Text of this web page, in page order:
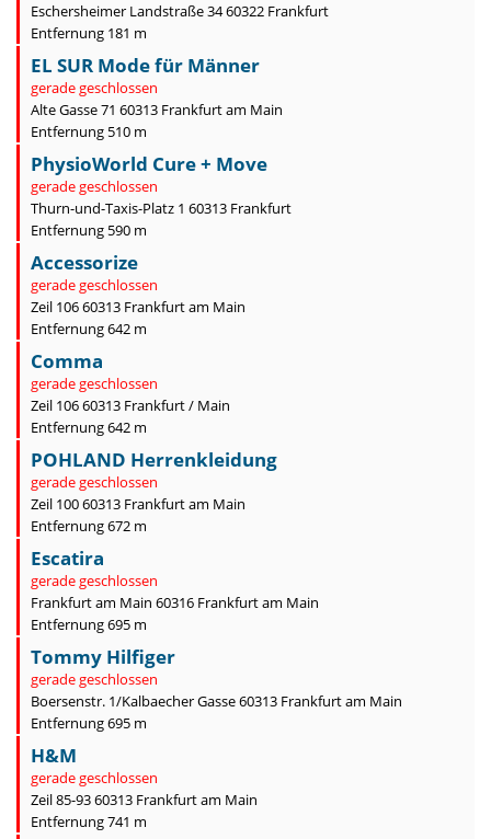
Eschersheimer Landstraße 34 60322 Frankfurt
Entfernung 181 m
EL SUR Mode für Männer
gerade geschlossen
Alte Gasse 71 60313 Frankfurt am Main
Entfernung 510 m
PhysioWorld Cure + Move
gerade geschlossen
Thurn-und-Taxis-Platz 1 60313 Frankfurt
Entfernung 590 m
Accessorize
gerade geschlossen
Zeil 106 60313 Frankfurt am Main
Entfernung 642 m
Comma
gerade geschlossen
Zeil 106 60313 Frankfurt / Main
Entfernung 642 m
POHLAND Herrenkleidung
gerade geschlossen
Zeil 100 60313 Frankfurt am Main
Entfernung 672 m
Escatira
gerade geschlossen
Frankfurt am Main 60316 Frankfurt am Main
Entfernung 695 m
Tommy Hilfiger
gerade geschlossen
Boersenstr. 1/Kalbaecher Gasse 60313 Frankfurt am Main
Entfernung 695 m
H&M
gerade geschlossen
Zeil 85-93 60313 Frankfurt am Main
Entfernung 741 m